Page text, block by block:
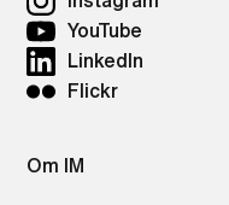
YouTube
LinkedIn
Flickr
Om IM